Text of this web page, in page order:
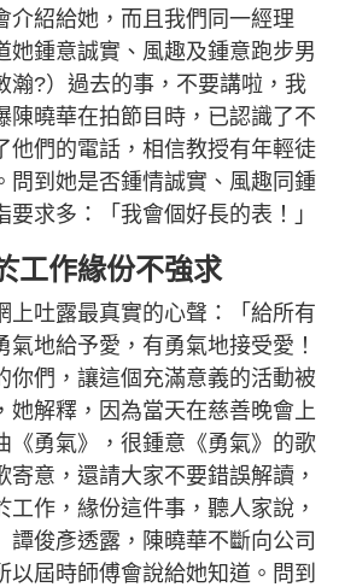
介紹給她，而且我們同一經理
她鍾意誠實、風趣及鍾意跑步男
瀚?）過去的事，不要講啦，我
陳曉華在拍節目時，已認識了不
他們的電話，相信教授有年輕徒
問到她是否鍾情誠實、風趣同鍾
求多：「我會個好長的表！」
工作緣份不強求
上吐露最真實的心聲：「給所有
氣地給予愛，有勇氣地接受愛！
你們，讓這個充滿意義的活動被
她解釋，因為當天在慈善晚會上
《勇氣》，很鍾意《勇氣》的歌
寄意，還請大家不要錯誤解讀，
工作，緣份這件事，聽人家說，
譚俊彥透露，陳曉華不斷向公司
以屆時師傅會說給她知道。問到